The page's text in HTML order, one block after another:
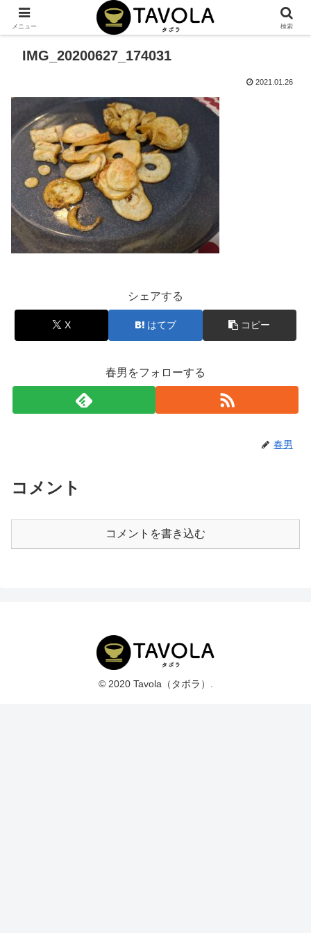
IMG_20200627_174031
2021.01.26
シェアする
X はてブ コピー
春男をフォローする
春男
コメント
コメントを書き込む
© 2020 Tavola（タボラ）.
メニュー 検索